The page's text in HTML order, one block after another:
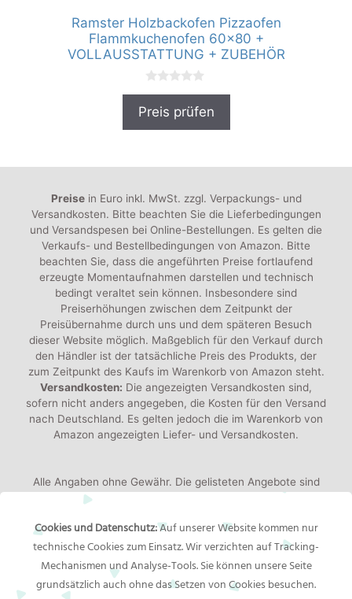
Ramster Holzbackofen Pizzaofen
Flammkuchenofen 60×80 +
VOLLAUSSTATTUNG + ZUBEHÖR
0
o
Preis prüfen
Preisein Euro inkl. MwSt. zzgl. Verpackungs- und
Versandkosten. Bitte beachten Sie die Lieferbedingungen
und Versandspesen bei Online-Bestellungen. Es gelten die
Verkaufs- und Bestellbedingungen von Amazon. Bitte
beachten Sie, dass die angeführten Preise fortlaufend
erzeugte Momentaufnahmen darstellen und technisch
bedingt veraltet sein können. Insbesondere sind
Preiserhöhungen zwischen dem Zeitpunkt der
Preisübernahme durch uns und dem späteren Besuch
dieser Website möglich. Maßgeblich für den Verkauf durch
den Händler ist der tatsächliche Preis des Produkts, der
zum Zeitpunkt des Kaufs im Warenkorb von Amazon steht.
Versandkosten: Die angezeigten Versandkosten sind,
sofern nicht anders angegeben, die Kosten für den Versand
nach Deutschland. Es gelten jedoch die im Warenkorb von
Amazon angezeigten Liefer- und Versandkosten.
Alle Angaben ohne Gewähr. Die gelisteten Angebote sind
keine verbindlichen Werbeaussagen der Anbieter!
jeweiligen Händler oder Hersteller bereitgestellt. Das
gelieferte Produkt kann von den Bildern abweichen.
Cookies und Datenschutz:Auf unserer Website kommen nur
technische Cookies zum Einsatz. Wir verzichten auf Tracking-
Mechanismen und Analyse-Tools. Sie können unsere Seite
grundsätzlich auch ohne das Setzen von Cookies besuchen.